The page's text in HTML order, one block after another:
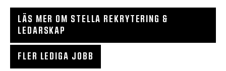
LÄS MER OM STELLA REKRYTERING &
LEDARSKAP
FLER LEDIGA JOBB